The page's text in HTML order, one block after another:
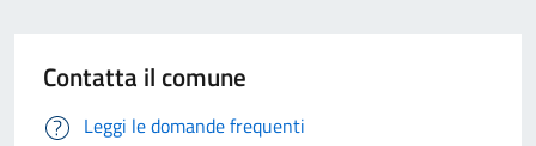
Contatta il comune
Leggi le domande frequenti